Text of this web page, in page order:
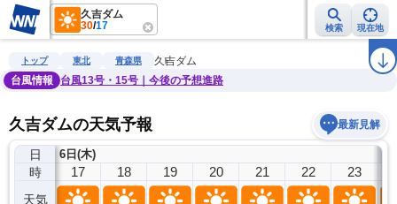
久吉ダム
30/17 検索 現在地
雨雲レーダー 台風情報 地震情報 ラ
トップ 東北 青森県
久吉ダム
台風情報
台風13号・15号｜今後の予想進路
久吉ダムの天気予報 最新見解
日
時
天気
6日(木)
16 17 18 19 20 21 22 23